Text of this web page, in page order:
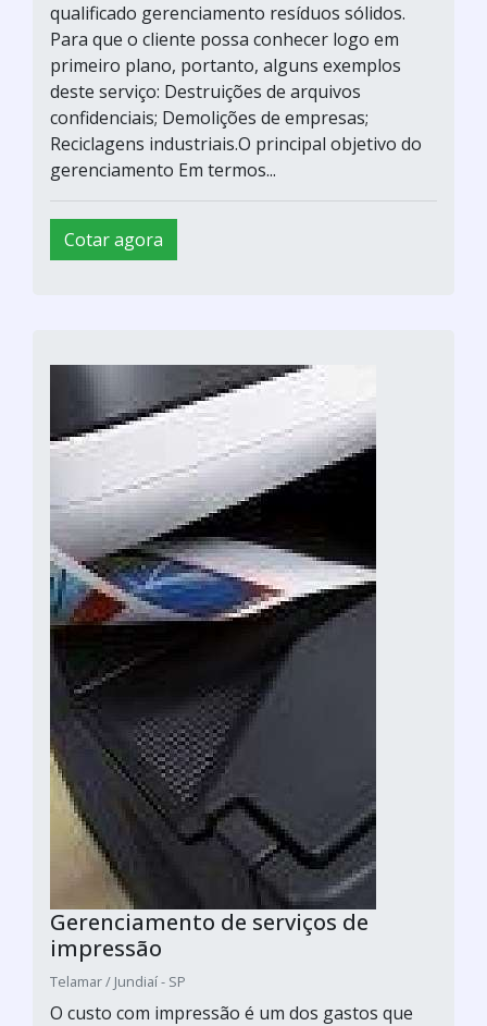
qualificado gerenciamento resíduos sólidos.
Para que o cliente possa conhecer logo em
primeiro plano, portanto, alguns exemplos
deste serviço: Destruições de arquivos
confidenciais; Demolições de empresas;
Reciclagens industriais.O principal objetivo do
gerenciamento Em termos...
Cotar agora
Gerenciamento de serviços de
impressão
Telamar / Jundiaí - SP
O custo com impressão é um dos gastos que